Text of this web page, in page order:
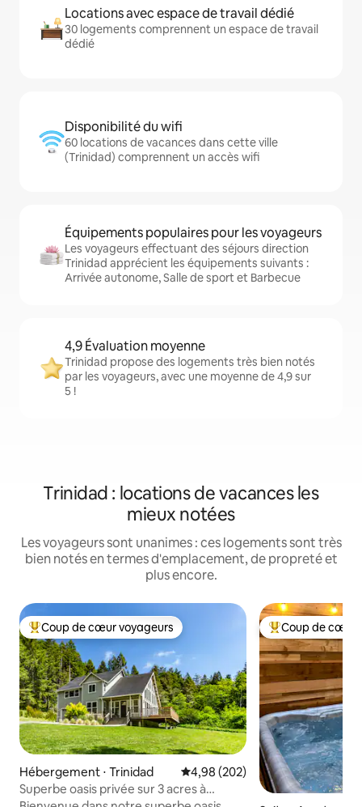
Locations avec espace de travail dédié
30 logements comprennent un espace de travail
dédié
Disponibilité du wifi
60 locations de vacances dans cette ville
(Trinidad) comprennent un accès wifi
Équipements populaires pour les voyageurs
Les voyageurs effectuant des séjours direction
Trinidad apprécient les équipements suivants :
Arrivée autonome, Salle de sport et Barbecue
4,9 Évaluation moyenne
Trinidad propose des logements très bien notés
par les voyageurs, avec une moyenne de 4,9 sur
5 !
Trinidad : locations de vacances les
mieux notées
Les voyageurs sont unanimes : ces logements sont très
bien notés en termes d'emplacement, de propreté et
plus encore.
Coups de cœur voyageurs les plus appréciés
Coup de cœur voyageurs
Hébergement ⋅ Trinidad Évaluation moyenne sur la
4,98 (202)
Superbe oasis privée sur 3 acres à
Coups de cœur
Coup de cœur